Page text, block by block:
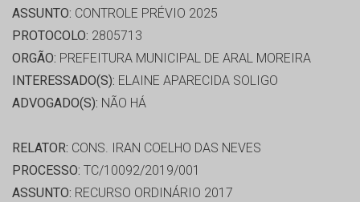
ASSUNTO: CONTROLE PRÉVIO 2025
PROTOCOLO: 2805713
ORGÃO: PREFEITURA MUNICIPAL DE ARAL MOREIRA
INTERESSADO(S): ELAINE APARECIDA SOLIGO
ADVOGADO(S): NÃO HÁ
RELATOR: CONS. IRAN COELHO DAS NEVES
PROCESSO: TC/10092/2019/001
ASSUNTO: RECURSO ORDINÁRIO 2017